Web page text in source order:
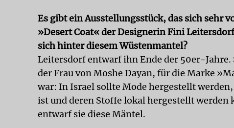
Es gibt ein Ausstellungsstück, das sich sehr
»Desert Coat« der Designerin Fini
sich hinter diesem Wüstenmantel?
Leitersdorf entwarf ihn Ende der 50er-
der Frau von Moshe Dayan, für die Marke
war: In Israel sollte Mode hergestellt
ist und deren Stoffe lokal hergestellt werden
entwarf sie diese Mäntel.